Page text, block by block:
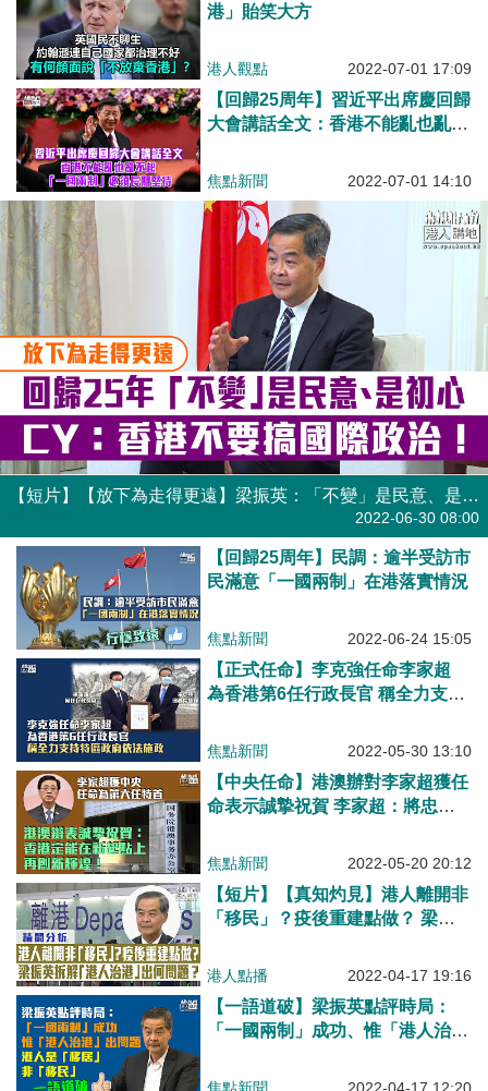
港」貽笑大方
港人觀點 2022-07-01 17:09
【回歸25周年】習近平出席慶回歸
大會講話全文：香港不能亂也亂不
焦點新聞 2022-07-01 14:10
【短片】【放下為走得更遠】梁振英：「不變」是民意、是初心 香港不搞國際政治 依《基本法》確保「一國兩制」不變形
2022-06-30 08:00
【回歸25周年】民調：逾半受訪市
民滿意「一國兩制」在港落實情況
焦點新聞 2022-06-24 15:05
【正式任命】李克強任命李家超
為香港第6任行政長官 稱全力支持
焦點新聞 2022-05-30 13:10
【中央任命】港澳辦對李家超獲任
命表示誠摯祝賀 李家超：將忠
焦點新聞 2022-05-20 20:12
【短片】【真知灼見】港人離開非
「移民」？疫後重建點做？ 梁振
港人點播 2022-04-17 19:16
【一語道破】梁振英點評時局：
「一國兩制」成功、惟「港人治
「移民」